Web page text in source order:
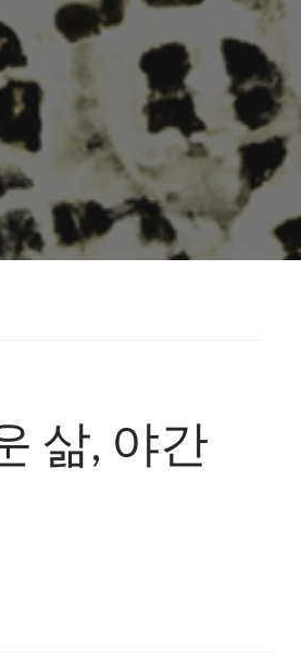
삶, 야간